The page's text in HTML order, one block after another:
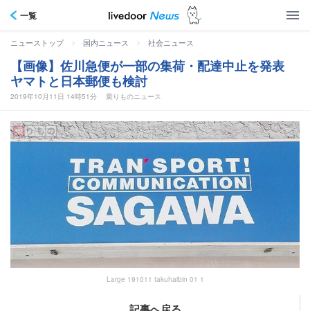
一覧
ニューストップ > 国内ニュース > 社会ニュース
【画像】佐川急便が一部の集荷・配達中止を発表
ヤマトと日本郵便も検討
2019年10月11日 14時51分 乗りものニュース
Large 191011 takuhaibin 01 1